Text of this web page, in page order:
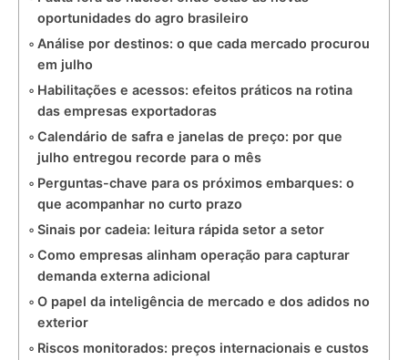
oportunidades do agro brasileiro
Análise por destinos: o que cada mercado procurou
em julho
Habilitações e acessos: efeitos práticos na rotina
das empresas exportadoras
Calendário de safra e janelas de preço: por que
julho entregou recorde para o mês
Perguntas-chave para os próximos embarques: o
que acompanhar no curto prazo
Sinais por cadeia: leitura rápida setor a setor
Como empresas alinham operação para capturar
demanda externa adicional
O papel da inteligência de mercado e dos adidos no
exterior
Riscos monitorados: preços internacionais e custos